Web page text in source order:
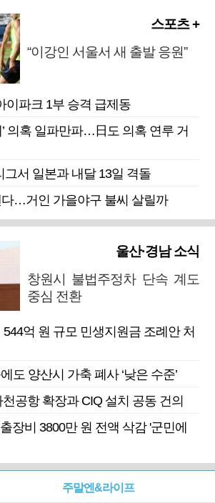
스포츠 +
“이강인 서울서 새 출발 응원”
파크 1부 승격 급제동
’ 의혹 일파만파…日도 의혹 연루 거
그서 일본과 내달 13일 격돌
다…거인 가을야구 불씨 살릴까
울산·경남 소식
창원시 불법주정차 단속 계도
중심 전환
억 원 규모 민생지원금 조례안 처
도 양산시 가축 폐사 ‘낮은 수준’
공항 확장과 CIQ 설치 공동 건의
장비 3800만 원 전액 삭감 '군민에
주말엔&라이프